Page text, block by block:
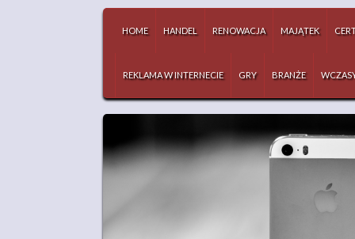
HOME HANDEL RENOWACJA MAJĄTEK
REKLAMA W INTERNECIE GRY BRANŻE